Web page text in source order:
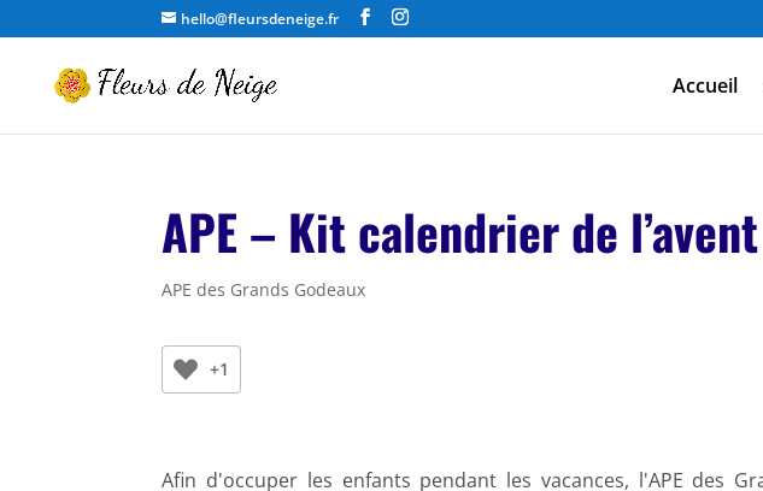
hello@fleursdeneige.fr
Accueil
APE – Kit calendrier de l’avent
APE des Grands Godeaux
+1
Afin d'occuper les enfants pendant les vacances, l'APE des